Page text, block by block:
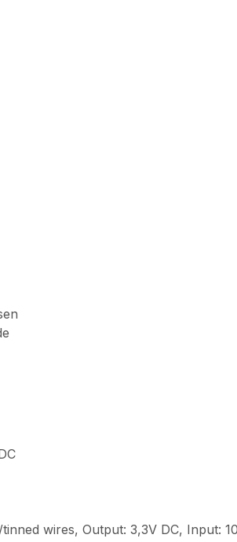
wires, Output: 3,3V DC, Input: